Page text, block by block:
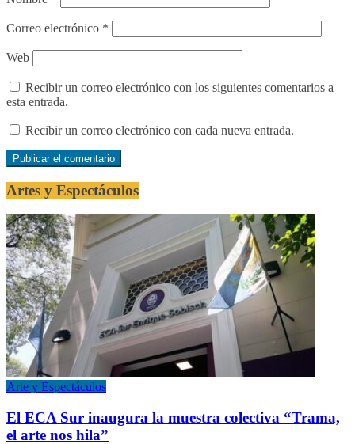
Correo electrónico *
Web
Recibir un correo electrónico con los siguientes comentarios a
esta entrada.
Recibir un correo electrónico con cada nueva entrada.
Artes y Espectáculos
Arte y Espectáculos
El ECA Sur inaugura la muestra colectiva “Trama,
el arte nos hila”